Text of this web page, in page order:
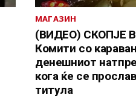
МАГАЗИН
(ВИДЕО) СКОПЈЕ
Комити со караван
денешниот
кога ќе се
титула